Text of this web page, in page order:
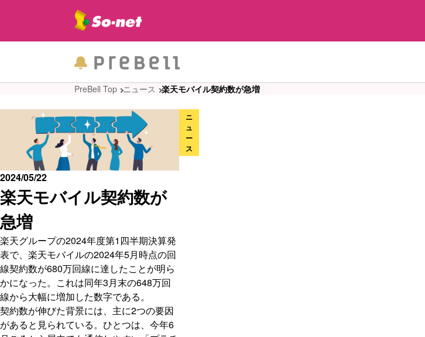
PreBell Top ニュース 楽天モバイル契約数が急増
ニ
ュ
ー
ス
楽天モバイル契約数が
急増
2024/05/22
楽天グループの2024年度第1四半期決算発
表で、楽天モバイルの2024年5月時点の回
線契約数が680万回線に達したことが明ら
かになった。これは同年3月末の648万回
線から大幅に増加した数字である。
契約数が伸びた背景には、主に2つの要因
があると見られている。ひとつは、今年6